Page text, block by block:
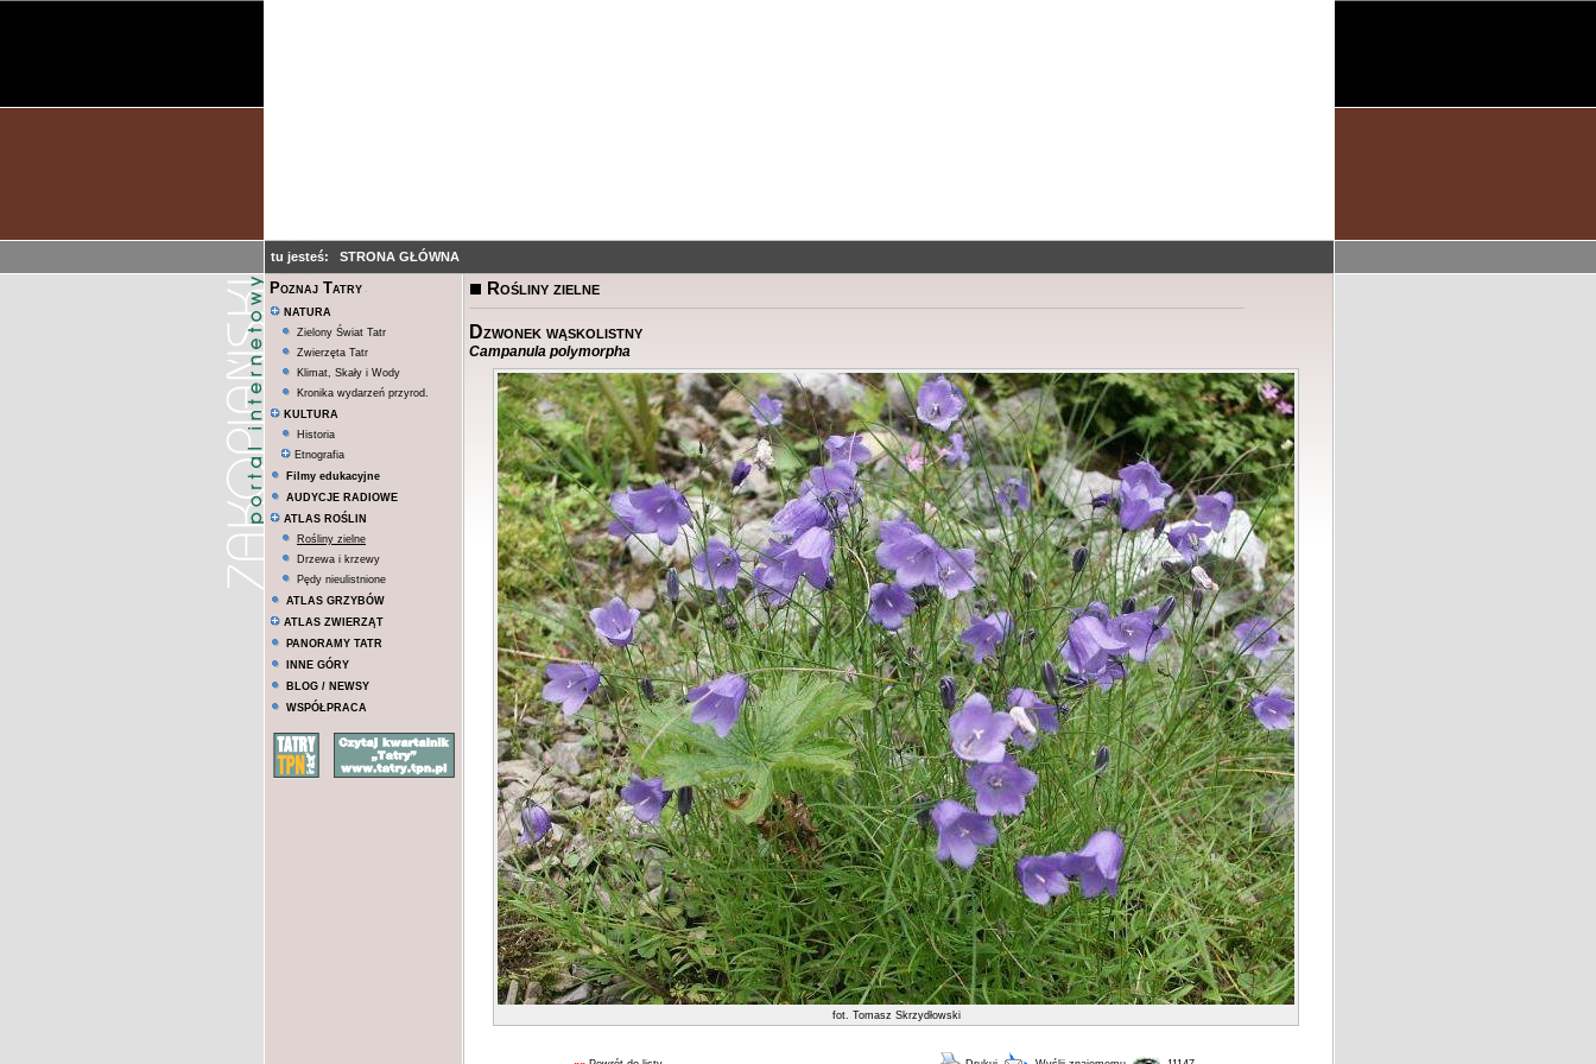
tu jesteś: STRONA GŁÓWNA
Poznaj Tatry
NATURA
Zielony Świat Tatr
Zwierzęta Tatr
Klimat, Skały i Wody
Kronika wydarzeń przyrod.
KULTURA
Historia
Etnografia
Filmy edukacyjne
AUDYCJE RADIOWE
ATLAS ROŚLIN
Rośliny zielne
Drzewa i krzewy
Pędy nieulistnione
ATLAS GRZYBÓW
ATLAS ZWIERZĄT
PANORAMY TATR
INNE GÓRY
BLOG / NEWSY
WSPÓŁPRACA
Rośliny zielne
Dzwonek wąskolistny
Campanula polymorpha
fot. Tomasz Skrzydłowski